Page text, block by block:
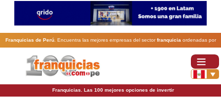
Franquicias de Perú. Encuentra las mejores empresas del sectorfranquicia ordenadas por
actividad. En www.100franquicias.com.pe encontrarás las más rentables, baratas y
Franquicias. Las 100 mejores opciones de invertir